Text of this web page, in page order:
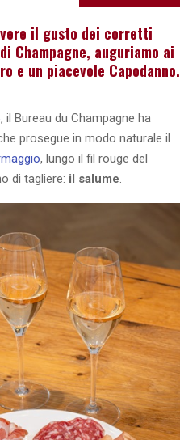
il gusto dei corretti
auguriamo ai
e un piacevole Capodanno.
, il Bureau du Champagne ha
prosegue in modo naturale il
, lungo il fil rouge del
di tagliere: il salume